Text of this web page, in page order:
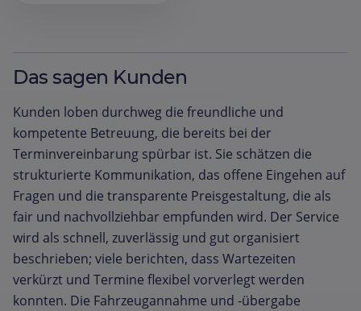
Das sagen Kunden
Kunden loben durchweg die freundliche und
kompetente Betreuung, die bereits bei der
Terminvereinbarung spürbar ist. Sie schätzen die
strukturierte Kommunikation, das offene Eingehen auf
Fragen und die transparente Preisgestaltung, die als
fair und nachvollziehbar empfunden wird. Der Service
wird als schnell, zuverlässig und gut organisiert
beschrieben; viele berichten, dass Wartezeiten
verkürzt und Termine flexibel vorverlegt werden
konnten. Die Fahrzeugannahme und -übergabe